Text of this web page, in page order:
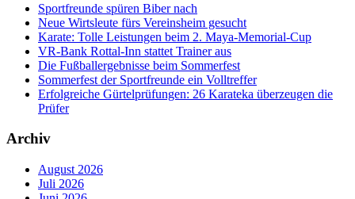
Sportfreunde spüren Biber nach
Neue Wirtsleute fürs Vereinsheim gesucht
Karate: Tolle Leistungen beim 2. Maya-Memorial-Cup
VR-Bank Rottal-Inn stattet Trainer aus
Die Fußballergebnisse beim Sommerfest
Sommerfest der Sportfreunde ein Volltreffer
Erfolgreiche Gürtelprüfungen: 26 Karateka überzeugen die
Prüfer
Archiv
August 2026
Juli 2026